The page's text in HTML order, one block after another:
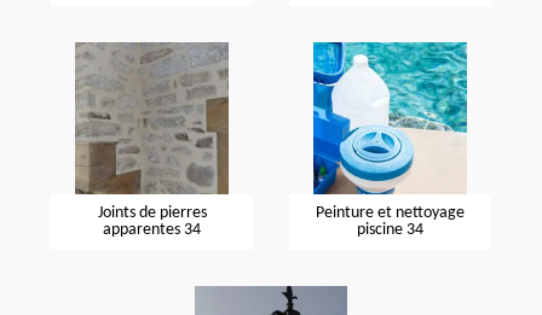
Joints de pierres
apparentes 34
Peinture et nettoyage
piscine 34